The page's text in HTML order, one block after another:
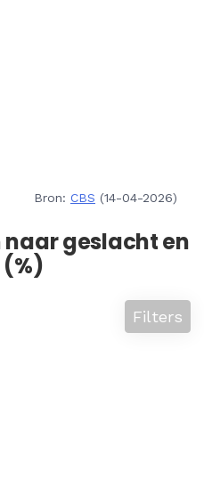
Bron: CBS (14-04-2026)
geslacht en
Filters